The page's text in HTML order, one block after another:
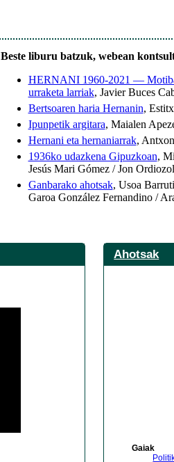
Beste liburu batzuk, webean
HERNANI 1960-2021 —
urraketa larriak, Javier Buces
Bertsoaren haria Hernanin,
Ipunpetik argitara, Maialen
Hernani eta hernaniarrak,
1936ko udazkena Gipuzkoan,
Jesús Mari Gómez / Jon
Ganbarako ahotsak, Usoa
Garoa González Fernandino /
Ahotsak
Gaiak